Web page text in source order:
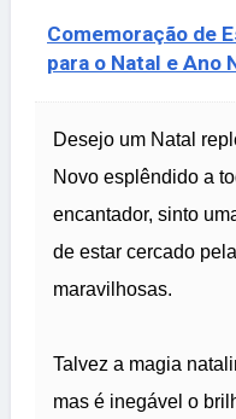
Comemoração de
para o Natal e Ano
Desejo um Natal
Novo esplêndido a
encantador, sinto
de estar cercado
maravilhosas.
Talvez a magia
mas é inegável o